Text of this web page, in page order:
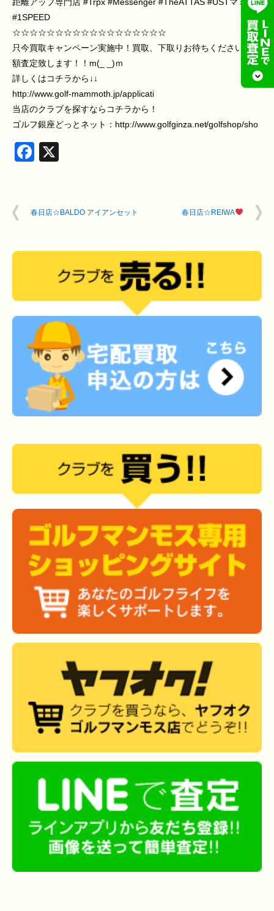
距離アップ専門店 #Trpx #Messenger #TheATTAS #USTマミヤ
#1SPEED
☆☆☆☆☆☆☆☆☆☆☆☆☆☆☆☆☆☆
只今買取キャンペーン実施中！買取、下取りお待ちください！高
額査定致します！！m(_ _)ｍ
詳しくはコチラから↓↓
http://www.golf-mammoth.jp/applicati
当店のクラブを探すならコチラから！
ゴルフ銀座どっとネット：http://www.golfginza.net/golfshop/sho
Facebook
春日店☆BALDO アイアンセット 春日店☆REIWA